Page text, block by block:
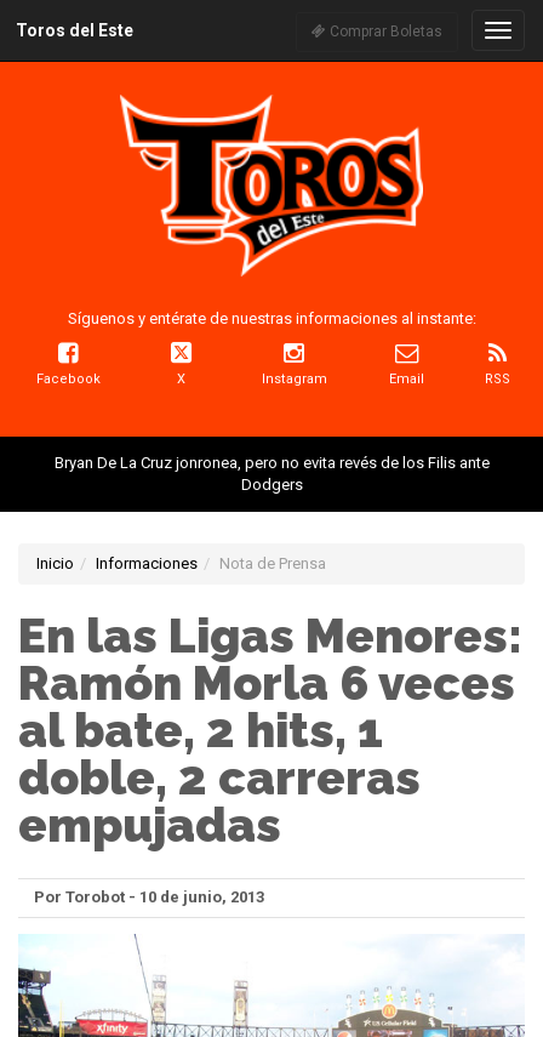
Toros del Este Comprar Boletas
Síguenos y entérate de nuestras informaciones al instante:
Facebook X Instagram Email RSS
Bryan De La Cruz jonronea, pero no evita revés de los Filis ante
Dodgers
Inicio Informaciones Nota de Prensa
En las Ligas Menores:
Ramón Morla 6 veces
al bate, 2 hits, 1
doble, 2 carreras
empujadas
Por Torobot - 10 de junio, 2013